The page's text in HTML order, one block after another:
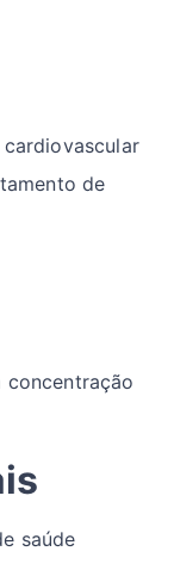
de
concentração
saúde